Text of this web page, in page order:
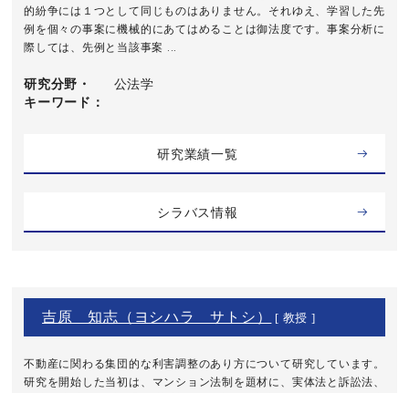
的紛争には１つとして同じものはありません。それゆえ、学習した先
例を個々の事案に機械的にあてはめることは御法度です。事案分析に
際しては、先例と当該事案 ...
研究分野・
キーワード
公法学
研究業績一覧
シラバス情報
吉原 知志（ヨシハラ サトシ） [ 教授 ]
不動産に関わる集団的な利害調整のあり方について研究しています。
研究を開始した当初は、マンション法制を題材に、実体法と訴訟法、